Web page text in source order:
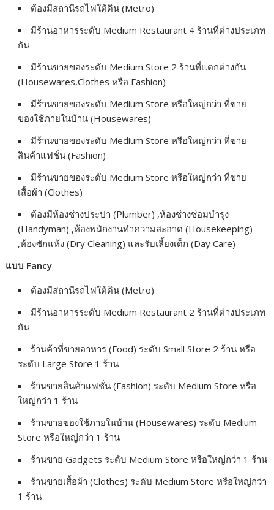
ต้องมีสถานีรถไฟใต้ดิน (Metro)
มีร้านอาหารระดับ Medium Restaurant 4 ร้านที่ต่างประเภท
กัน
มีร้านขายของระดับ Medium Store 2 ร้านที่แตกต่างกัน
(Housewares,Clothes หรือ Fashion)
มีร้านขายของระดับ Medium Store หรือใหญ่กว่า ที่ขาย
ของใช้ภายในบ้าน (Housewares)
มีร้านขายของระดับ Medium Store หรือใหญ่กว่า ที่ขาย
สินค้าแฟชั่น (Fashion)
มีร้านขายของระดับ Medium Store หรือใหญ่กว่า ที่ขาย
เสื้อผ้า (Clothes)
ต้องมีห้องช่างประปา (Plumber) ,ห้องช่างซ่อมบำรุง
(Handyman) ,ห้องพนักงานทำความสะอาด (Housekeeping)
,ห้องซักแห้ง (Dry Cleaning) และรับเลี้ยงเด็ก (Day Care)
แบบ Fancy
ต้องมีสถานีรถไฟใต้ดิน (Metro)
มีร้านอาหารระดับ Medium Restaurant 2 ร้านที่ต่างประเภท
กัน
ร้านค้าที่ขายอาหาร (Food) ระดับ Small Store 2 ร้าน หรือ
ระดับ Large Store 1 ร้าน
ร้านขายสินค้าแฟชั่น (Fashion) ระดับ Medium Store หรือ
ใหญ่กว่า 1 ร้าน
ร้านขายของใช้ภายในบ้าน (Housewares) ระดับ Medium
Store หรือใหญ่กว่า 1 ร้าน
ร้านขาย Gadgets ระดับ Medium Store หรือใหญ่กว่า 1 ร้าน
ร้านขายเสื้อผ้า (Clothes) ระดับ Medium Store หรือใหญ่กว่า
1 ร้าน